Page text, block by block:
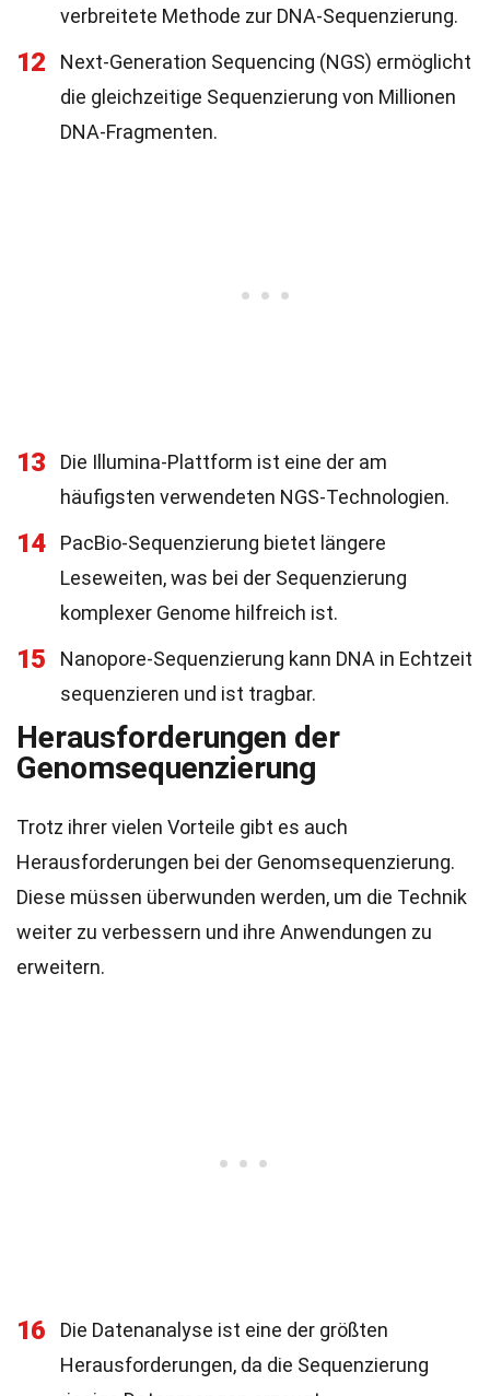
verbreitete Methode zur DNA-Sequenzierung.
12
Next-Generation Sequencing (NGS) ermöglicht
die gleichzeitige Sequenzierung von Millionen
DNA-Fragmenten.
13
Die Illumina-Plattform ist eine der am
häufigsten verwendeten NGS-Technologien.
14
PacBio-Sequenzierung bietet längere
Leseweiten, was bei der Sequenzierung
komplexer Genome hilfreich ist.
15
Nanopore-Sequenzierung kann DNA in Echtzeit
sequenzieren und ist tragbar.
Herausforderungen der
Genomsequenzierung
Trotz ihrer vielen Vorteile gibt es auch
Herausforderungen bei der Genomsequenzierung.
Diese müssen überwunden werden, um die Technik
weiter zu verbessern und ihre Anwendungen zu
erweitern.
16
Die Datenanalyse ist eine der größten
Herausforderungen, da die Sequenzierung